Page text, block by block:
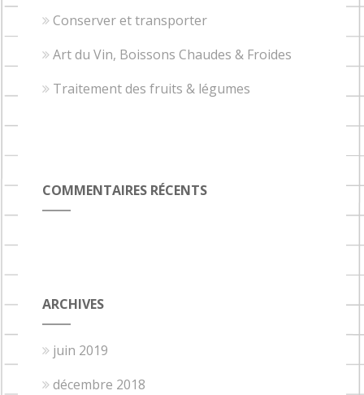
Conserver et transporter
Art du Vin, Boissons Chaudes & Froides
Traitement des fruits & légumes
COMMENTAIRES RÉCENTS
ARCHIVES
juin 2019
décembre 2018